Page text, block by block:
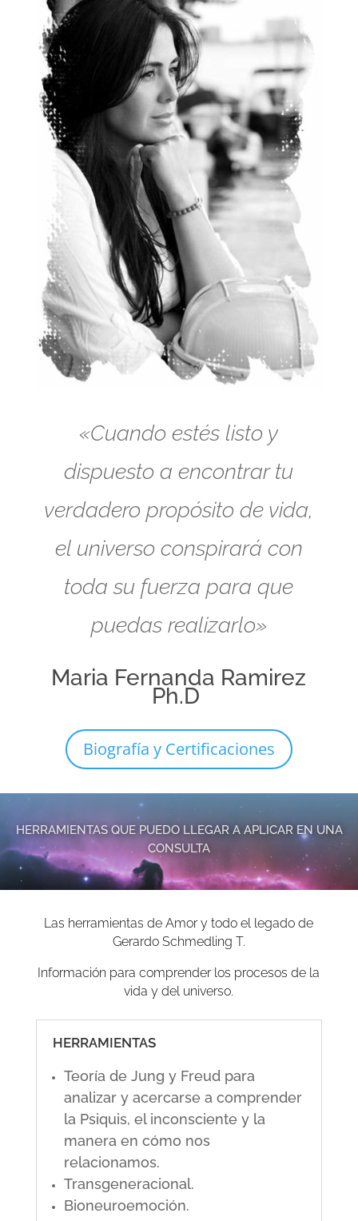
«Cuando estés listo y
dispuesto a encontrar tu
verdadero propósito de vida,
el universo conspirará con
toda su fuerza para que
puedas realizarlo»
Maria Fernanda Ramirez
Ph.D
Biografía y Certificaciones
HERRAMIENTAS QUE PUEDO LLEGAR A APLICAR EN UNA
CONSULTA
Las herramientas de Amor y todo el legado de
Gerardo Schmedling T.
Información para comprender los procesos de la
vida y del universo.
HERRAMIENTAS
Teoría de Jung y Freud para
analizar y acercarse a comprender
la Psiquis, el inconsciente y la
manera en cómo nos
relacionamos.
Transgeneracional.
Bioneuroemoción.